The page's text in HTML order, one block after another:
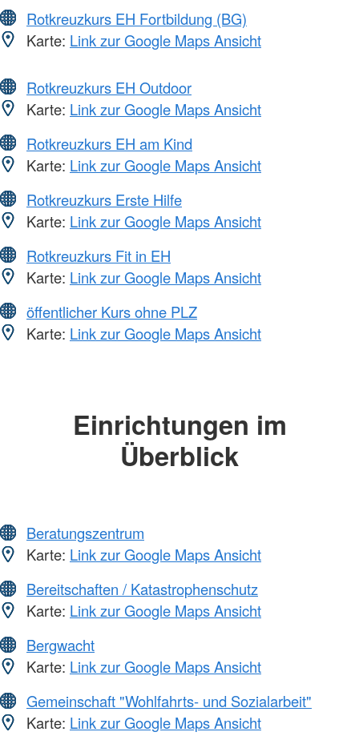
Rotkreuzkurs EH Fortbildung (BG)
Karte: Link zur Google Maps Ansicht
Rotkreuzkurs EH Outdoor
Karte: Link zur Google Maps Ansicht
Rotkreuzkurs EH am Kind
Karte: Link zur Google Maps Ansicht
Rotkreuzkurs Erste Hilfe
Karte: Link zur Google Maps Ansicht
Rotkreuzkurs Fit in EH
Karte: Link zur Google Maps Ansicht
öffentlicher Kurs ohne PLZ
Karte: Link zur Google Maps Ansicht
Einrichtungen im
Überblick
Beratungszentrum
Karte: Link zur Google Maps Ansicht
Bereitschaften / Katastrophenschutz
Karte: Link zur Google Maps Ansicht
Bergwacht
Karte: Link zur Google Maps Ansicht
Gemeinschaft "Wohlfahrts- und Sozialarbeit"
Karte: Link zur Google Maps Ansicht